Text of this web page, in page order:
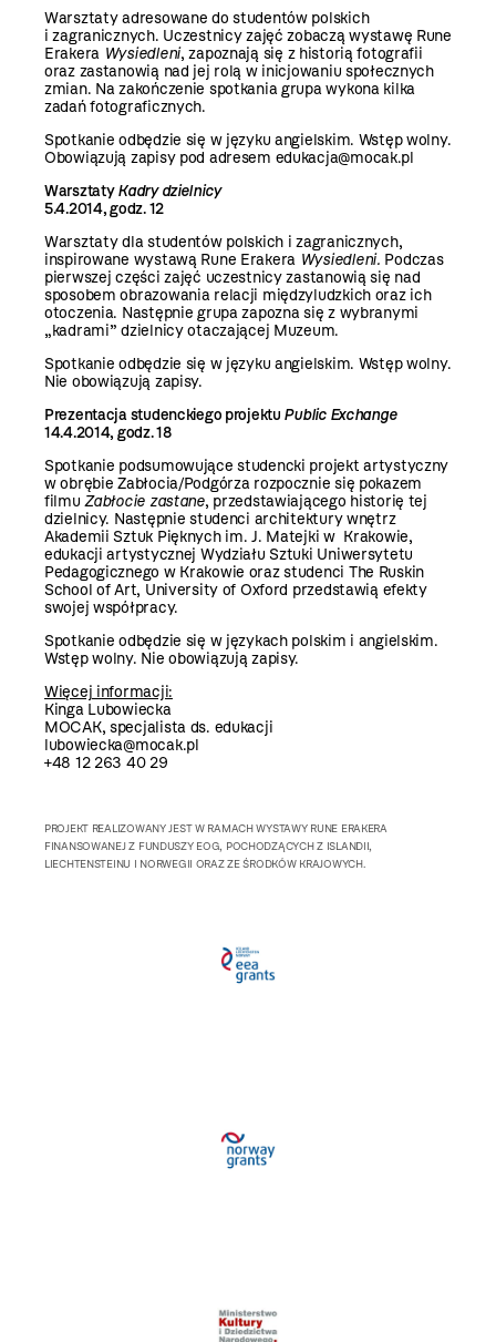
Warsztaty adresowane do studentów polskich
i zagranicznych. Uczestnicy zajęć zobaczą wystawę Rune
Erakera Wysiedleni, zapoznają się z historią fotografii
oraz zastanowią nad jej rolą w inicjowaniu społecznych
zmian. Na zakończenie spotkania grupa wykona kilka
zadań fotograficznych.
Spotkanie odbędzie się w języku angielskim. Wstęp wolny.
Obowiązują zapisy pod adresem edukacja@mocak.pl
WarsztatyKadry dzielnicy
5.4.2014, godz. 12
Warsztaty dla studentów polskich i zagranicznych,
inspirowane wystawą Rune Erakera Wysiedleni. Podczas
pierwszej części zajęć uczestnicy zastanowią się nad
sposobem obrazowania relacji międzyludzkich oraz ich
otoczenia. Następnie grupa zapozna się z wybranymi
„kadrami” dzielnicy otaczającej Muzeum.
Spotkanie odbędzie się w języku angielskim. Wstęp wolny.
Nie obowiązują zapisy.
Prezentacja studenckiego projektu Public Exchange
14.4.2014, godz. 18
Spotkanie podsumowujące studencki projekt artystyczny
w obrębie Zabłocia/Podgórza rozpocznie się pokazem
filmuZabłocie zastane, przedstawiającego historię tej
dzielnicy. Następnie studenci architektury wnętrz
Akademii Sztuk Pięknych im. J. Matejki w Krakowie,
edukacji artystycznej Wydziału Sztuki Uniwersytetu
Pedagogicznego w Krakowie oraz studenci The Ruskin
School of Art, University of Oxford przedstawią efekty
swojej współpracy.
Spotkanie odbędzie się w językach polskim i angielskim.
Wstęp wolny. Nie obowiązują zapisy.
Więcej informacji:
Kinga Lubowiecka
MOCAK, specjalista ds. edukacji
lubowiecka@mocak.pl
+48 12 263 40 29
PROJEKT REALIZOWANY JEST W RAMACH WYSTAWY RUNE ERAKERA
FINANSOWANEJ Z FUNDUSZY EOG, POCHODZĄCYCH Z ISLANDII,
LIECHTENSTEINU I NORWEGII ORAZ ZE ŚRODKÓW KRAJOWYCH.